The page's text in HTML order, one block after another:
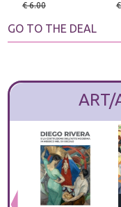
€ 6.00
GO TO THE DEAL
ART/